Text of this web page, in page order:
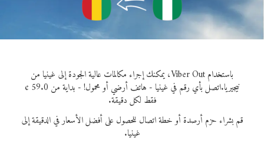
باستخدام Viber Out، يمكنك إجراء مكالمات عالية الجودة إلى غينيا من
نيجيريا.
اتصل بأي رقم في غينيا - هاتف أرضي أو محمول! - بداية من 59.0 ¢
فقط لكل دقيقة.
قم بشراء حزم أرصدة أو خطة اتصال للحصول على أفضل الأسعار في الدقيقة إلى
غينيا.